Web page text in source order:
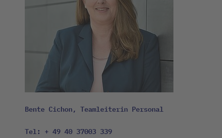
Bente Cichon, Teamleiterin Personal
Tel: + 49 40 37003 339